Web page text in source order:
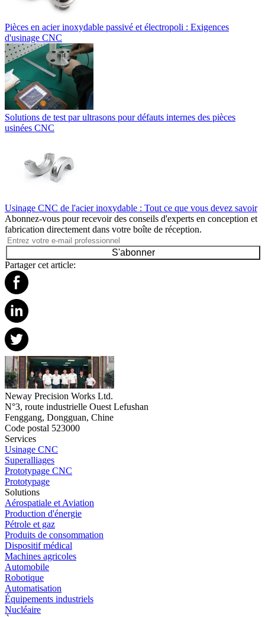
Pièces en acier inoxydable passivé et électropoli : Exigences
d'usinage CNC
Solutions de test par ultrasons pour défauts internes des pièces
usinées CNC
Usinage CNC de l'acier inoxydable : Tout ce que vous devez savoir
Abonnez-vous pour recevoir des conseils d'experts en conception et
fabrication directement dans votre boîte de réception.
S'abonner
Partager cet article:
Neway Precision Works Ltd.
N°3, route industrielle Ouest Lefushan
Fenggang, Dongguan, Chine
Code postal 523000
Services
Usinage CNC
Superalliages
Prototypage CNC
Prototypage
Solutions
Aérospatiale et Aviation
Production d'énergie
Pétrole et gaz
Produits de consommation
Dispositif médical
Machines agricoles
Automobile
Robotique
Automatisation
Équipements industriels
Nucléaire